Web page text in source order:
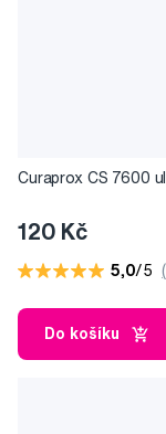
Curaprox CS 7600
120 Kč
5,0/5
Do košíku